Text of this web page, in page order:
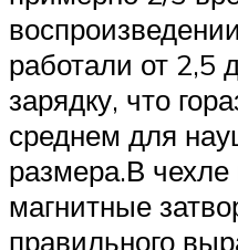
работали от 2,5
зарядку, что
среднем для
размера.В чехле
магнитные
правильного